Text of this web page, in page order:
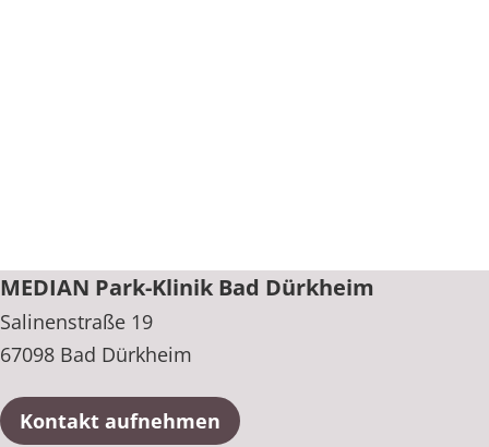
MEDIAN Park-Klinik Bad Dürkheim
Salinenstraße 19
67098 Bad Dürkheim
Kontakt aufnehmen